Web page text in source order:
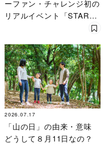
ーファン・チャレンジ初の
リアルイベント「STAR
WARSコース」の一斉チャ
2026.07.17
「山の日」の由来・意味
どうして８月11日なの？